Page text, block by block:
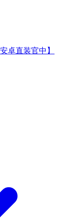
卓直装官中】